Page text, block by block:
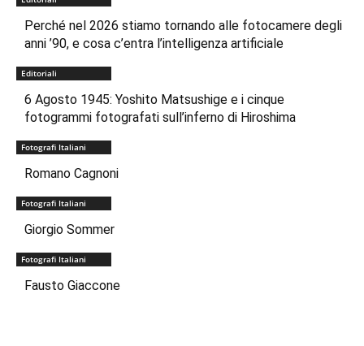
Perché nel 2026 stiamo tornando alle fotocamere degli
anni ’90, e cosa c’entra l’intelligenza artificiale
Editoriali
6 Agosto 1945: Yoshito Matsushige e i cinque
fotogrammi fotografati sull’inferno di Hiroshima
Fotografi Italiani
Romano Cagnoni
Fotografi Italiani
Giorgio Sommer
Fotografi Italiani
Fausto Giaccone